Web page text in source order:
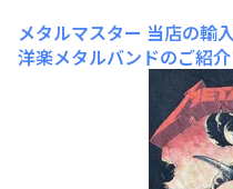
メタルマスター 当店の輸
洋楽メタルバンドのご紹
allica(メタリカ)』アメリ
「メガデス」「アンスラ
回の「メタリカ」の4バ
と言われています